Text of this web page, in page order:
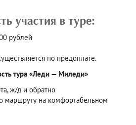
участия в туре:
рублей
по предоплате.
тура «Леди — Миледи»
ж/д и обратно
маршруту на комфортабельном